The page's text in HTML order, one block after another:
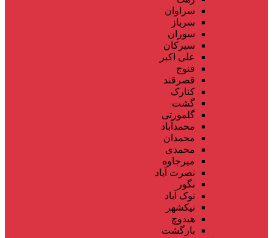
سراوان
سرباز
سوران
سیرکان
علی اکبر
فنوج
قصرقند
کنارک
گشت
گلمورتی
محمدآباد
محمدان
محمدی
میرجاوه
نصرت آباد
نگور
نوک آباد
نیکشهر
هیدوچ
بازگشت